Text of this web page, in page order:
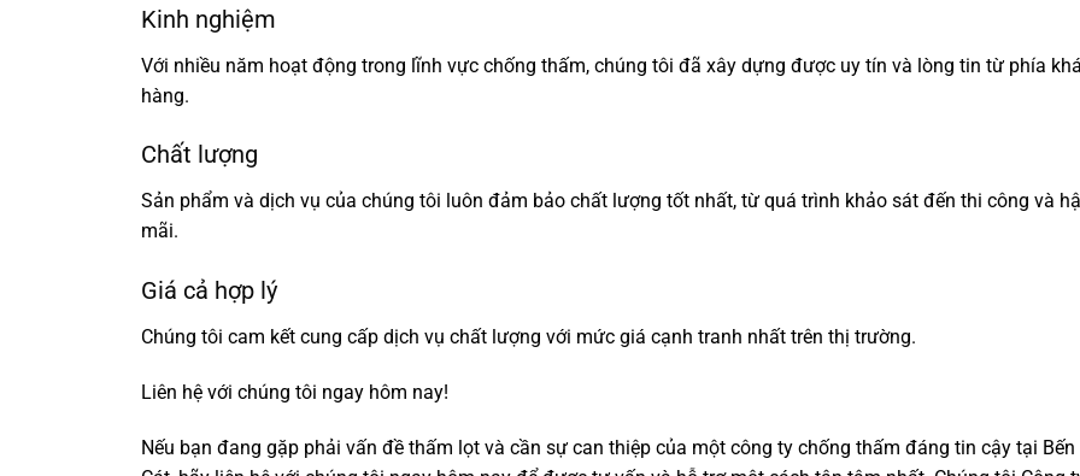
Kinh nghiệm
Với nhiều năm hoạt động trong lĩnh vực chống thấm, chúng tôi đã xây dựng được uy tín và lòng tin từ phía
hàng.
Chất lượng
Sản phẩm và dịch vụ của chúng tôi luôn đảm bảo chất lượng tốt nhất, từ quá trình khảo sát đến thi công và
mãi.
Giá cả hợp lý
Chúng tôi cam kết cung cấp dịch vụ chất lượng với mức giá cạnh tranh nhất trên thị trường.
Liên hệ với chúng tôi ngay hôm nay!
Nếu bạn đang gặp phải vấn đề thấm lọt và cần sự can thiệp của một công ty chống thấm đáng tin cậy tại Bến